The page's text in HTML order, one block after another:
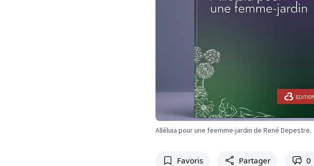
Alléluia pour une feemme-jardin de René Depestre.
Favoris Partager 0